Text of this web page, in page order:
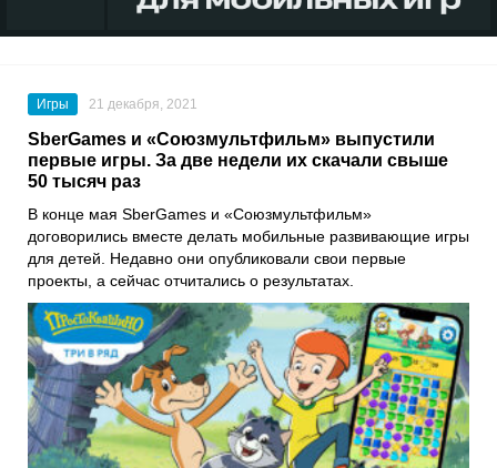
Игры 21 декабря, 2021
SberGames и «Союзмультфильм» выпустили
первые игры. За две недели их скачали свыше
50 тысяч раз
В конце мая SberGames и «Союзмультфильм»
договорились вместе делать мобильные развивающие игры
для детей. Недавно они опубликовали свои первые
проекты, а сейчас отчитались о результатах.